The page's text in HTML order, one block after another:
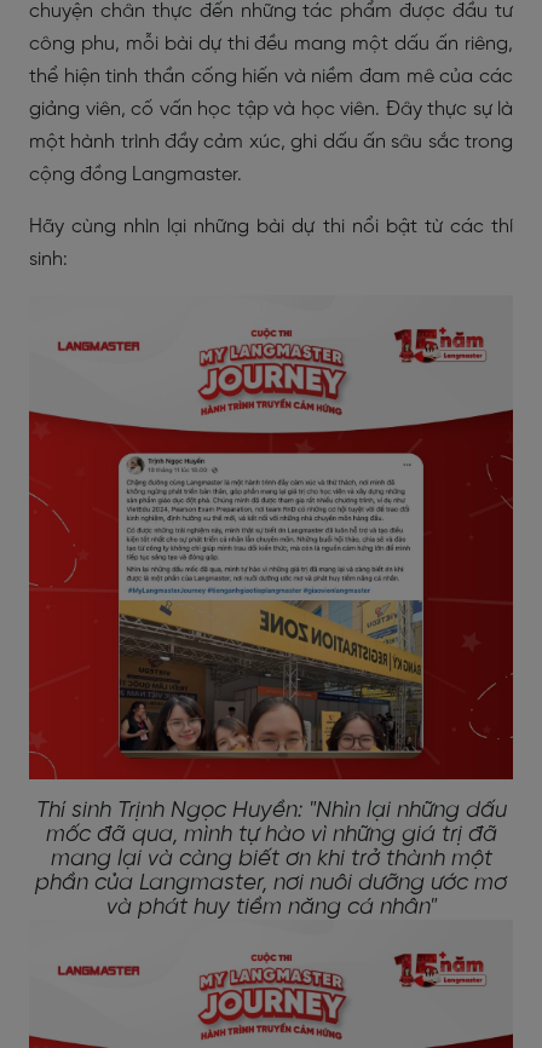
chuyện chân thực đến những tác phẩm được đầu tư
công phu, mỗi bài dự thi đều mang một dấu ấn riêng,
thể hiện tinh thần cống hiến và niềm đam mê của các
giảng viên, cố vấn học tập và học viên. Đây thực sự là
một hành trình đầy cảm xúc, ghi dấu ấn sâu sắc trong
cộng đồng Langmaster.
Hãy cùng nhìn lại những bài dự thi nổi bật từ các thí
sinh:
Thí sinh Trịnh Ngọc Huyền: "Nhìn lại những dấu
mốc đã qua, mình tự hào vì những giá trị đã
mang lại và càng biết ơn khi trở thành một
phần của Langmaster, nơi nuôi dưỡng ước mơ
và phát huy tiềm năng cá nhân"